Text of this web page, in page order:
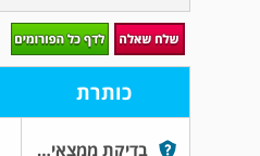
כותרת
בדיקת ממצאי US צוואר ולימפה